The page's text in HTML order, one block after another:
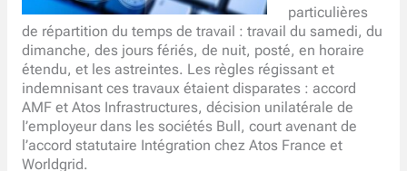
particulières
de répartition du temps de travail : travail du samedi, du
dimanche, des jours fériés, de nuit, posté, en horaire
étendu, et les astreintes. Les règles régissant et
indemnisant ces travaux étaient disparates : accord
AMF et Atos Infrastructures, décision unilatérale de
l’employeur dans les sociétés Bull, court avenant de
l’accord statutaire Intégration chez Atos France et
Worldgrid.